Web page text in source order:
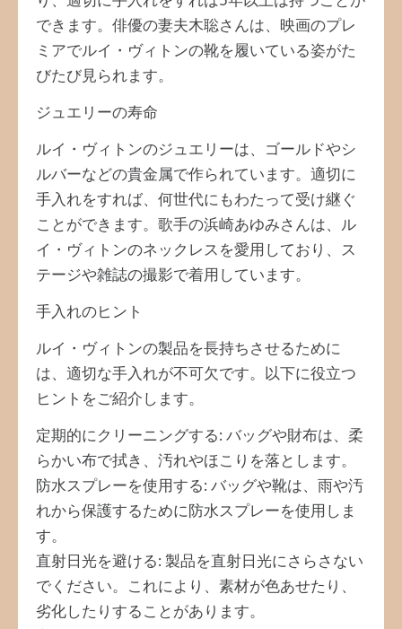
できます。俳優の妻夫木聡さんは、映画のプレ
ミアでルイ・ヴィトンの靴を履いている姿がた
びたび見られます。
ジュエリーの寿命
ルイ・ヴィトンのジュエリーは、ゴールドやシ
ルバーなどの貴金属で作られています。適切に
手入れをすれば、何世代にもわたって受け継ぐ
ことができます。歌手の浜崎あゆみさんは、ル
イ・ヴィトンのネックレスを愛用しており、ス
テージや雑誌の撮影で着用しています。
手入れのヒント
ルイ・ヴィトンの製品を長持ちさせるために
は、適切な手入れが不可欠です。以下に役立つ
ヒントをご紹介します。
定期的にクリーニングする: バッグや財布は、柔
らかい布で拭き、汚れやほこりを落とします。
防水スプレーを使用する: バッグや靴は、雨や汚
れから保護するために防水スプレーを使用しま
す。
直射日光を避ける: 製品を直射日光にさらさない
でください。これにより、素材が色あせたり、
劣化したりすることがあります。